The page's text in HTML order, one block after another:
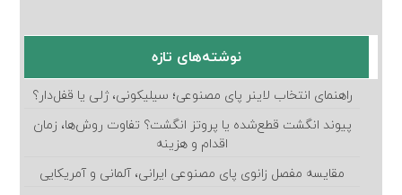
نوشته‌های تازه
راهنمای انتخاب لاینر پای مصنوعی؛ سیلیکونی، ژلی یا قفل‌دار؟
پیوند انگشت قطع‌شده یا پروتز انگشت؟ تفاوت روش‌ها، زمان
اقدام و هزینه
مقایسه مفصل زانوی پای مصنوعی ایرانی، آلمانی و آمریکایی